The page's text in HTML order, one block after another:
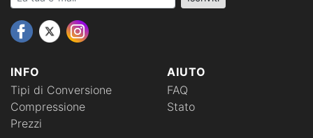
INFO
Tipi di Conversione
Compressione
Prezzi
AIUTO
FAQ
Stato